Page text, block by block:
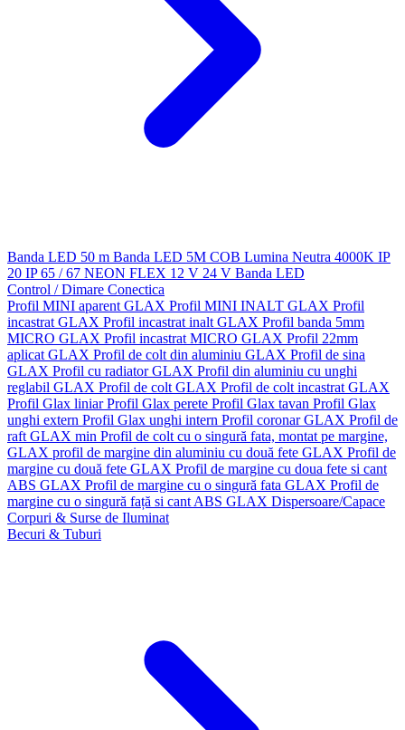
Banda LED 50 m Banda LED 5M COB Lumina Neutra 4000K IP
20 IP 65 / 67 NEON FLEX 12 V 24 V Banda LED
Control / Dimare Conectica
Profil MINI aparent GLAX Profil MINI INALT GLAX Profil
incastrat GLAX Profil incastrat inalt GLAX Profil banda 5mm
MICRO GLAX Profil incastrat MICRO GLAX Profil 22mm
aplicat GLAX Profil de colt din aluminiu GLAX Profil de sina
GLAX Profil cu radiator GLAX Profil din aluminiu cu unghi
reglabil GLAX Profil de colt GLAX Profil de colt incastrat GLAX
Profil Glax liniarProfil Glax perete Profil Glax tavan Profil Glax
unghi extern Profil Glax unghi intern Profil coronar GLAX Profil de
raft GLAX min Profil de colt cu o singură fata, montat pe margine,
GLAX profil de margine din aluminiu cu două fete GLAX Profil de
margine cu două fete GLAX Profil de margine cu doua fete si cant
ABS GLAX Profil de margine cu o singură fata GLAX Profil de
margine cu o singură față si cant ABS GLAX Dispersoare/Capace
Corpuri & Surse de Iluminat
Becuri & Tuburi